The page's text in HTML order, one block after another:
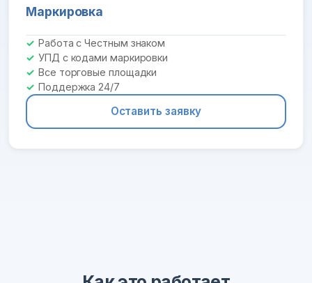
Маркировка
Работа с Честным знаком
УПД с кодами маркировки
Все торговые площадки
Поддержка 24/7
Оставить заявку